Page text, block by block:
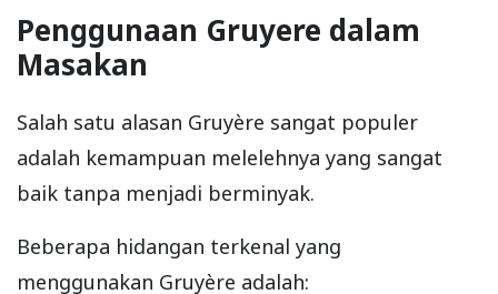
Penggunaan Gruyere dalam
Masakan
Salah satu alasan Gruyère sangat populer
adalah kemampuan melelehnya yang sangat
baik tanpa menjadi berminyak.
Beberapa hidangan terkenal yang
menggunakan Gruyère adalah: